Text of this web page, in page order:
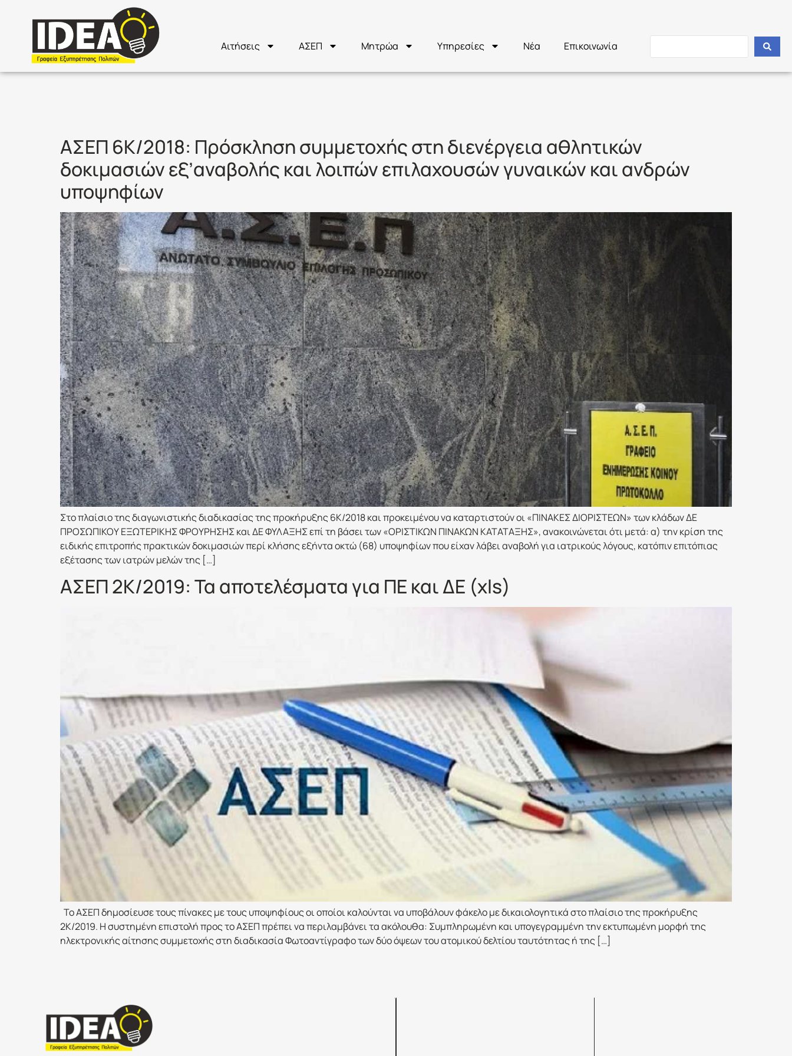
Αιτήσεις ΑΣΕΠ Μητρώα Υπηρεσίες Νέα Επικοινωνία
ΑΣΕΠ 6Κ/2018: Πρόσκληση συμμετοχής στη διενέργεια αθλητικών
δοκιμασιών εξ’αναβολής και λοιπών επιλαχουσών γυναικών και ανδρών
υποψηφίων
Στο πλαίσιο της διαγωνιστικής διαδικασίας της προκήρυξης 6Κ/2018 και προκειμένου να καταρτιστούν οι «ΠΙΝΑΚΕΣ ΔΙΟΡΙΣΤΕΩΝ» των κλάδων ΔΕ
ΠΡΟΣΩΠΙΚΟΥ ΕΞΩΤΕΡΙΚΗΣ ΦΡΟΥΡΗΣΗΣ και ΔΕ ΦΥΛΑΞΗΣ επί τη βάσει των «ΟΡΙΣΤΙΚΩΝ ΠΙΝΑΚΩΝ ΚΑΤΑΤΑΞΗΣ», ανακοινώνεται ότι μετά: α) την κρίση της
ειδικής επιτροπής πρακτικών δοκιμασιών περί κλήσης εξήντα οκτώ (68) υποψηφίων που είχαν λάβει αναβολή για ιατρικούς λόγους, κατόπιν επιτόπιας
εξέτασης των ιατρών μελών της […]
ΑΣΕΠ 2Κ/2019: Τα αποτελέσματα για ΠΕ και ΔΕ (xls)
Το ΑΣΕΠ δημοσίευσε τους πίνακες με τους υποψηφίους οι οποίοι καλούνται να υποβάλουν φάκελο με δικαιολογητικά στο πλαίσιο της προκήρυξης
2Κ/2019. Η συστημένη επιστολή προς το ΑΣΕΠ πρέπει να περιλαμβάνει τα ακόλουθα: Συμπληρωμένη και υπογεγραμμένη την εκτυπωμένη μορφή της
ηλεκτρονικής αίτησης συμμετοχής στη διαδικασία Φωτοαντίγραφο των δύο όψεων του ατομικού δελτίου ταυτότητας ή της […]